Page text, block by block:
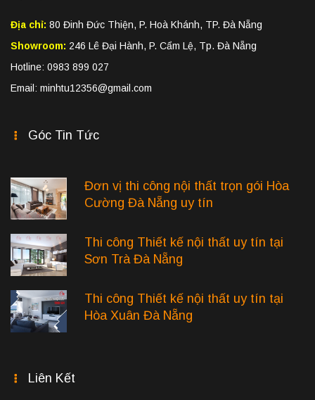
Địa chỉ: 80 Đinh Đức Thiện, P. Hoà Khánh, TP. Đà Nẵng
Showroom: 246 Lê Đại Hành, P. Cẩm Lệ, Tp. Đà Nẵng
Hotline: 0983 899 027
Email: minhtu12356@gmail.com
Góc Tin Tức
Đơn vị thi công nội thất trọn gói Hòa
Cường Đà Nẵng uy tín
Thi công Thiết kế nội thất uy tín tại
Sơn Trà Đà Nẵng
Thi công Thiết kế nội thất uy tín tại
Hòa Xuân Đà Nẵng
Liên Kết